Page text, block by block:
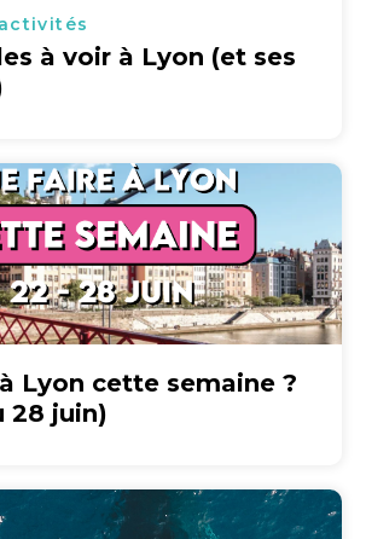
à voir à Lyon (et ses
Lyon cette semaine ?
28 juin)